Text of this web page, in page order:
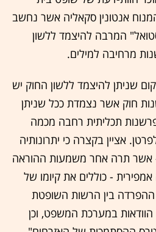
אנטונין סקאליה אשר נחשב
המרבה להיצמד ללשון
מרחיבה למילים.
שניתן להיצמד ללשון החוק יש
חוק אשר נצמדת ככל שניתן
תכליתית רחבה מכמה
אציין בקצרה כי יתרונותיה
אשר תרה אחר משמעות ההוראה
- כוללים את קיומו של
בין הרשות השופטת
במערכת המשפט, וכן